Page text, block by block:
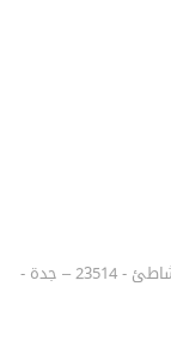
شارع الزاهد البخاري - طريق الملك عبدالعزيز - حي الشاطئ - 23514 – جدة -